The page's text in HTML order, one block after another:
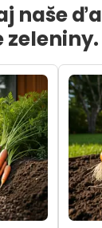
naše
zeleniny.